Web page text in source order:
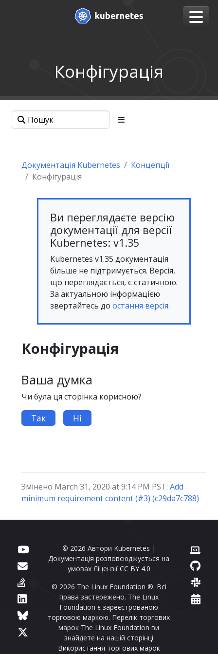
Конфігурація
Документація Kubernetes
Концепції
Конфігурація
Ви переглядаєте версію
документації для версії
Kubernetes: v1.35
Kubernetes v1.35 документація
більше не підтримується. Версія,
що переглядається, є статичною.
За актуальною інформацією
звертайтесь до остання версія.
Конфігурація
Ваша думка
Чи була ця сторінка корисною?
Так Ні
Змінено March 31, 2020 at 9:14 PM PST: Add
minimum requirement content (#3) (c29da7c788)
© 2026 Автори Kubernetes |
Документація розповсюджується на
умовах Ліцензії CC BY 4.0
© 2026 The Linux Foundation ®. Всі
права застережено. The Linux
Foundation є зареєстрованою
торговою маркою. Перелік торгових
марок The Linux Foundation ви
знайдете на нашій сторінці
Використання торгових марок